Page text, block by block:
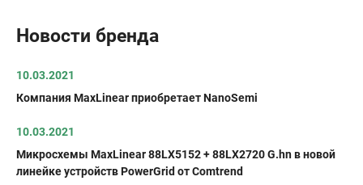
Новости бренда
10.03.2021
Компания MaxLinear приобретает NanoSemi
10.03.2021
Микросхемы MaxLinear 88LX5152 + 88LX2720 G.hn в новой
линейке устройств PowerGrid от Comtrend